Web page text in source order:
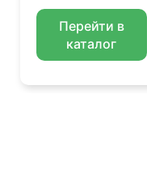
Перейти в
каталог